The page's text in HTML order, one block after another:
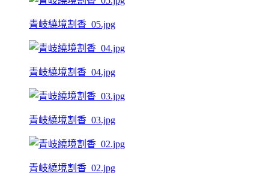
青岐繞境割香_05.jpg
青岐繞境割香_04.jpg
青岐繞境割香_03.jpg
青岐繞境割香_02.jpg